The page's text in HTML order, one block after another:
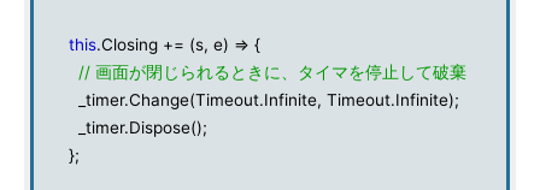
this.Closing += (s, e) => {
// 画面が閉じられるときに、タイマを停止して破棄
_timer.Change(Timeout.Infinite, Timeout.Infinite);
_timer.Dispose();
};